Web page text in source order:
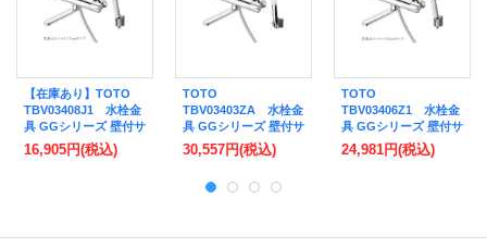
【在庫あり】TOTO
TBV03408J1 水栓金
具 GGシリーズ 壁付サ
ーモスタット混合水栓
(コンフォートウエー
16,905円(税込)
TOTO
TBV03403ZA 水栓金
具 GGシリーズ 壁付サ
ーモスタット混合水栓
(コンフォートウエー
170mm 寒冷地用 [■]
30,557円(税込)
TOTO
TBV03406Z1 水栓金
具 GGシリーズ 壁付サ
ーモスタット混合水栓
(コンフォートウエー
24,981円(税込)